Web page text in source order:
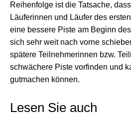
Reihenfolge ist die Tatsache,
Läuferinnen und Läufer des
eine bessere Piste am Beginn
sich sehr weit nach vorne
spätere Teilnehmerinnen bzw.
schwächere Piste vorfinden und
gutmachen können.
Lesen Sie auch